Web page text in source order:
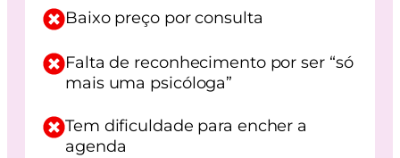
Baixo preço por consulta
Falta de reconhecimento por ser “só
mais uma psicóloga”
Tem dificuldade para encher a
agenda